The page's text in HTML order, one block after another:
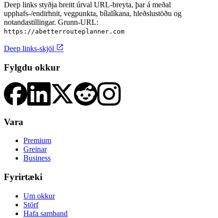
Deep links styðja breitt úrval URL-breyta, þar á meðal
upphafs-/endirhnit, vegpunkta, bílalíkana, hleðslustöðu og
notandastillingar. Grunn-URL:
https://abetterrouteplanner.com
Deep links-skjöl 
Fylgdu okkur
Vara
Premium
Greinar
Business
Fyrirtæki
Um okkur
Störf
Hafa samband